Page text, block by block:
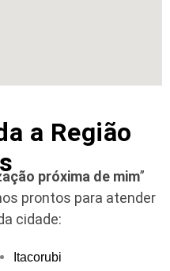
a Região
próxima de mim”
prontos para atender
cidade:
Itacorubi